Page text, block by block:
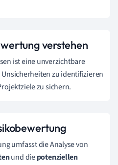
verstehen
ist eine unverzichtbare
zu identifizieren
zu sichern.
umfasst die Analyse von
und diepotenziellen